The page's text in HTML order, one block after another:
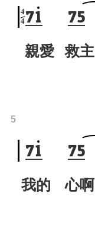
71 75
4
4
親愛 救主
71 75
5
我的 心啊